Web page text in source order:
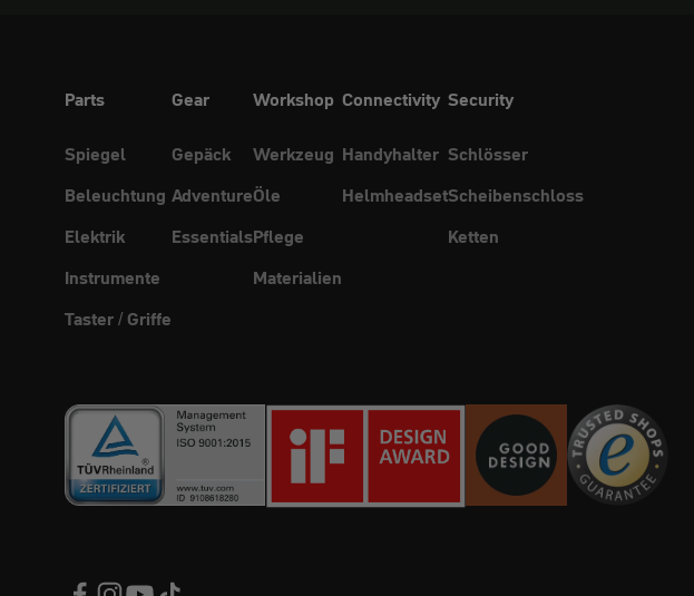
Parts
Spiegel
Beleuchtung
Elektrik
Instrumente
Taster / Griffe
Gear
Gepäck
Adventure
Essentials
Workshop
Werkzeug
Öle
Pflege
Materialien
Connectivity
Handyhalter
Helmheadset
Security
Schlösser
Scheibenschloss
Ketten